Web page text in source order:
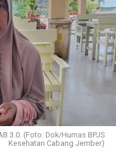
3.0. (Foto: Dok/Humas BPJS
Kesehatan Cabang Jember)